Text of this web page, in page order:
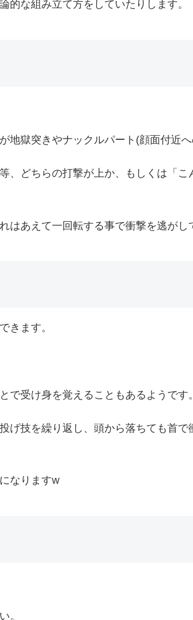
的な組み立て方をしていたりします。
獄突きやナックルパート(顔面付近
、どちらの打撃が上か、もしくは「
あえて一回転する事で衝撃を逃がし
きます。
で受け身を覚えることもあるようです。
げ技を繰り返し、頭から落ちても首
なりますw
。